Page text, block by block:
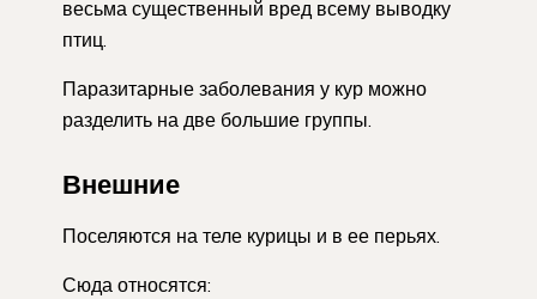
весьма существенный вред всему выводку
птиц.
Паразитарные заболевания у кур можно
разделить на две большие группы.
Внешние
Поселяются на теле курицы и в ее перьях.
Сюда относятся: